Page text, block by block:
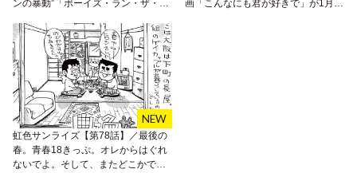
ンの暴動”「ボーイズ・ラン・ザ・ラ
ビュー
画「こんなにも君が好きで」が1月
虹色サンライズ【第78話】／最後の
春。青春18きっぷ。オレからはぐれ
ないでよ。そして、またどこかで一